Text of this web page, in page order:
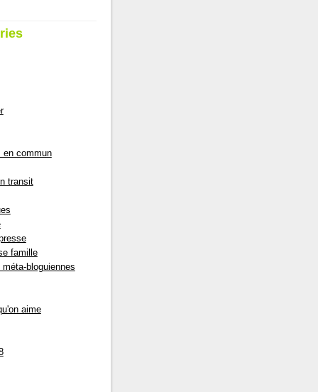
en commun
transit
famille
méta-bloguiennes
aime